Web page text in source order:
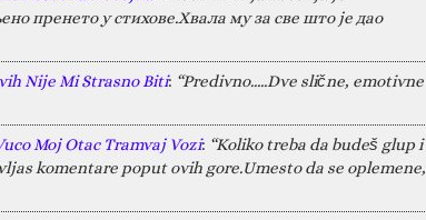
пренето у стихове.Хвала му за све што је дао
Nije Mi Strasno Biti: “Predivno.....Dve slične, emotivne
Moj Otac Tramvaj Vozi: “Koliko treba da budeš glup i
komentare poput ovih gore.Umesto da se oplemene,